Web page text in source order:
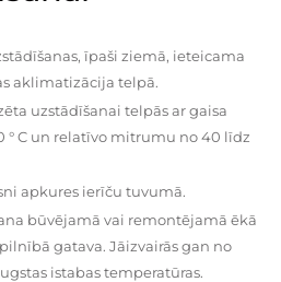
īpaši ziemā, ieteicama
aklimatizācija telpā.
uzstādīšanai telpās ar gaisa
° C un relatīvo mitrumu no 40 līdz
apkures ierīču tuvumā.
būvējamā vai remontējamā ēkā
gatava. Jāizvairās gan no
istabas temperatūras.